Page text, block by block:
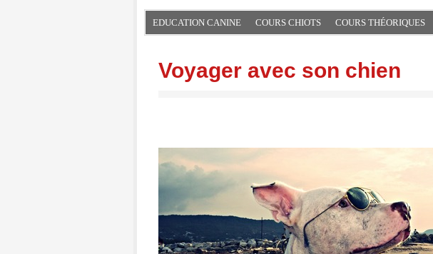
EDUCATION CANINE COURS CHIOTS COURS THÉORIQUES
Voyager avec son chien